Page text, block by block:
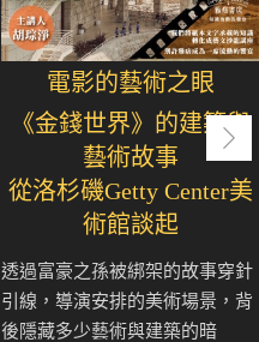
電影的藝術之眼
《金錢世界》的建築與
藝術故事
從洛杉磯Getty Center美
術館談起
透過富豪之孫被綁架的故事穿針
引線，導演安排的美術場景，背
後隱藏多少藝術與建築的暗